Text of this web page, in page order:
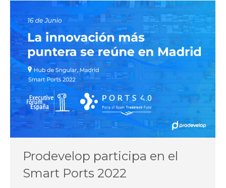
Prodevelop participa en el
Smart Ports 2022